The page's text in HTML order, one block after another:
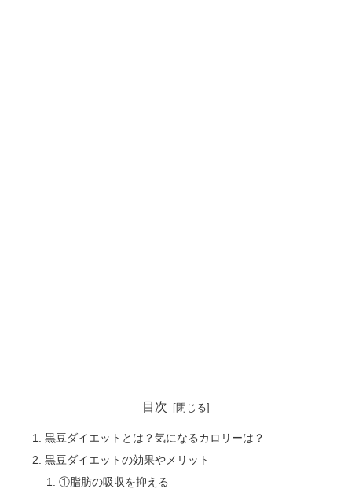
目次
黒豆ダイエットとは？気になるカロリーは？
黒豆ダイエットの効果やメリット
①脂肪の吸収を抑える